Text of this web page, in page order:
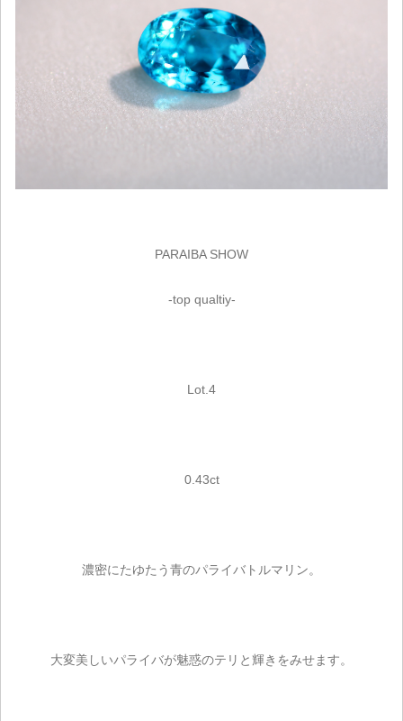
PARAIBA SHOW
-top qualtiy-
Lot.4
0.43ct
濃密にたゆたう青のパライバトルマリン。
大変美しいパライバが魅惑のテリと輝きをみせます。